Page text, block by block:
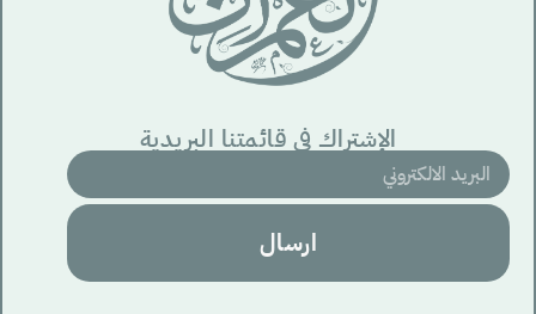
الإشتراك في قائمتنا البريدية
ارسال